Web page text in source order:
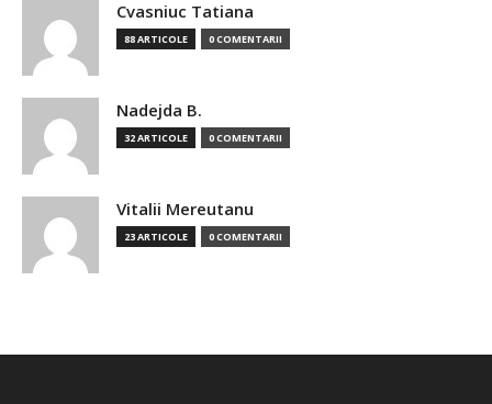
Cvasniuc Tatiana
88 ARTICOLE 0 COMENTARII
Nadejda B.
32 ARTICOLE 0 COMENTARII
Vitalii Mereutanu
23 ARTICOLE 0 COMENTARII